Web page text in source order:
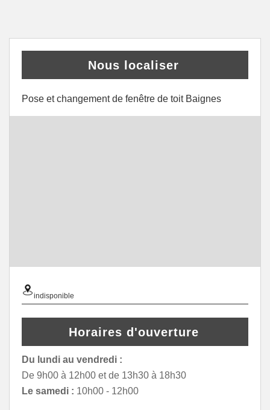
Nous localiser
Pose et changement de fenêtre de toit Baignes
indisponible
Horaires d'ouverture
Du lundi au vendredi :
De 9h00 à 12h00 et de 13h30 à 18h30
Le samedi : 10h00 - 12h00